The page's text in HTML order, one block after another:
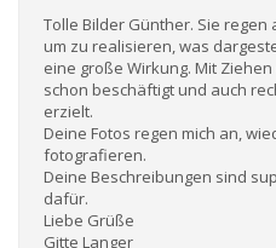
Tolle Bilder Günther. Sie
um zu realisieren, was
eine große Wirkung. Mit
schon beschäftigt und auch
erzielt.
Deine Fotos regen mich an,
fotografieren.
Deine Beschreibungen sind
dafür.
Liebe Grüße
Gitte Langer